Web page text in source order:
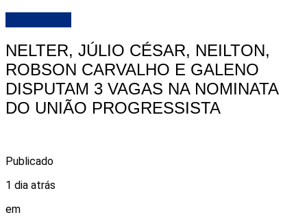
NELTER, JÚLIO CÉSAR, NEILTON,
ROBSON CARVALHO E GALENO
DISPUTAM 3 VAGAS NA NOMINATA
DO UNIÃO PROGRESSISTA
Publicado
1 dia atrás
em